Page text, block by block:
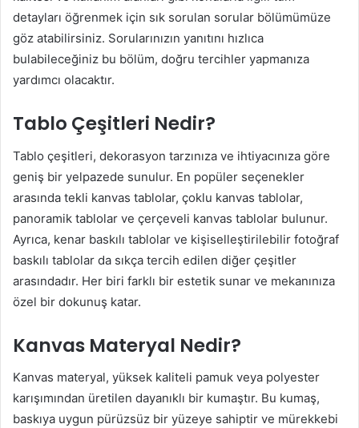
detayları öğrenmek için sık sorulan sorular bölümümüze
göz atabilirsiniz. Sorularınızın yanıtını hızlıca
bulabileceğiniz bu bölüm, doğru tercihler yapmanıza
yardımcı olacaktır.
Tablo Çeşitleri Nedir?
Tablo çeşitleri, dekorasyon tarzınıza ve ihtiyacınıza göre
geniş bir yelpazede sunulur. En popüler seçenekler
arasında tekli kanvas tablolar, çoklu kanvas tablolar,
panoramik tablolar ve çerçeveli kanvas tablolar bulunur.
Ayrıca, kenar baskılı tablolar ve kişiselleştirilebilir fotoğraf
baskılı tablolar da sıkça tercih edilen diğer çeşitler
arasındadır. Her biri farklı bir estetik sunar ve mekanınıza
özel bir dokunuş katar.
Kanvas Materyal Nedir?
Kanvas materyal, yüksek kaliteli pamuk veya polyester
karışımından üretilen dayanıklı bir kumaştır. Bu kumaş,
baskıya uygun pürüzsüz bir yüzeye sahiptir ve mürekkebi